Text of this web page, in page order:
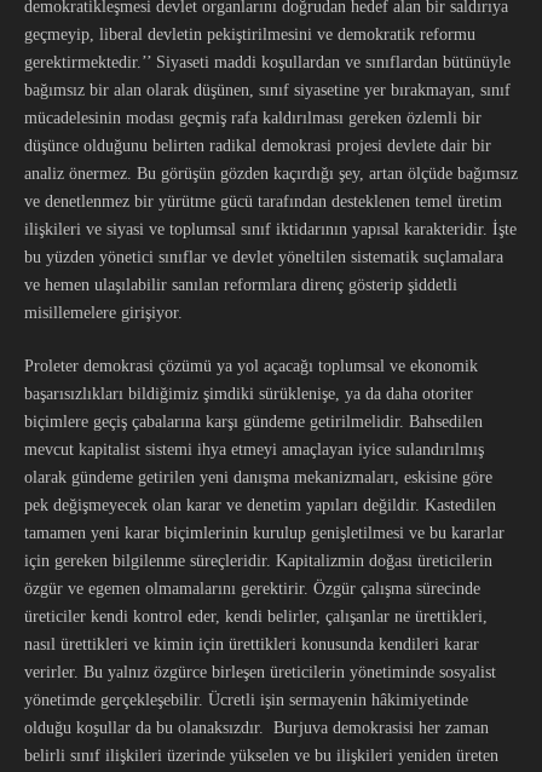
demokratikleşmesi devlet organlarını doğrudan hedef alan bir saldırıya
geçmeyip, liberal devletin pekiştirilmesini ve demokratik reformu
gerektirmektedir.’’ Siyaseti maddi koşullardan ve sınıflardan bütünüyle
bağımsız bir alan olarak düşünen, sınıf siyasetine yer bırakmayan, sınıf
mücadelesinin modası geçmiş rafa kaldırılması gereken özlemli bir
düşünce olduğunu belirten radikal demokrasi projesi devlete dair bir
analiz önermez. Bu görüşün gözden kaçırdığı şey, artan ölçüde bağımsız
ve denetlenmez bir yürütme gücü tarafından desteklenen temel üretim
ilişkileri ve siyasi ve toplumsal sınıf iktidarının yapısal karakteridir. İşte
bu yüzden yönetici sınıflar ve devlet yöneltilen sistematik suçlamalara
ve hemen ulaşılabilir sanılan reformlara direnç gösterip şiddetli
misillemelere girişiyor.
Proleter demokrasi çözümü ya yol açacağı toplumsal ve ekonomik
başarısızlıkları bildiğimiz şimdiki sürüklenişe, ya da daha otoriter
biçimlere geçiş çabalarına karşı gündeme getirilmelidir. Bahsedilen
mevcut kapitalist sistemi ihya etmeyi amaçlayan iyice sulandırılmış
olarak gündeme getirilen yeni danışma mekanizmaları, eskisine göre
pek değişmeyecek olan karar ve denetim yapıları değildir. Kastedilen
tamamen yeni karar biçimlerinin kurulup genişletilmesi ve bu kararlar
için gereken bilgilenme süreçleridir. Kapitalizmin doğası üreticilerin
özgür ve egemen olmamalarını gerektirir. Özgür çalışma sürecinde
üreticiler kendi kontrol eder, kendi belirler, çalışanlar ne ürettikleri,
nasıl ürettikleri ve kimin için ürettikleri konusunda kendileri karar
verirler. Bu yalnız özgürce birleşen üreticilerin yönetiminde sosyalist
yönetimde gerçekleşebilir. Ücretli işin sermayenin hâkimiyetinde
olduğu koşullar da bu olanaksızdır. Burjuva demokrasisi her zaman
belirli sınıf ilişkileri üzerinde yükselen ve bu ilişkileri yeniden üreten